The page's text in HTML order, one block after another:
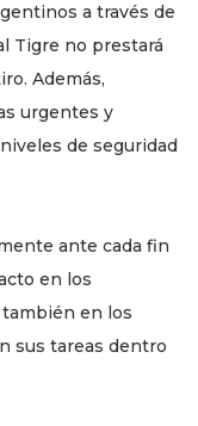
a través de
Tigre no prestará
Además,
urgentes y
de seguridad
ante cada fin
en los
en los
sus tareas dentro